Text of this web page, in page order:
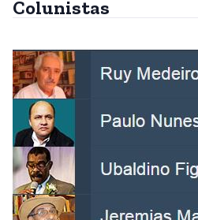
Colunistas